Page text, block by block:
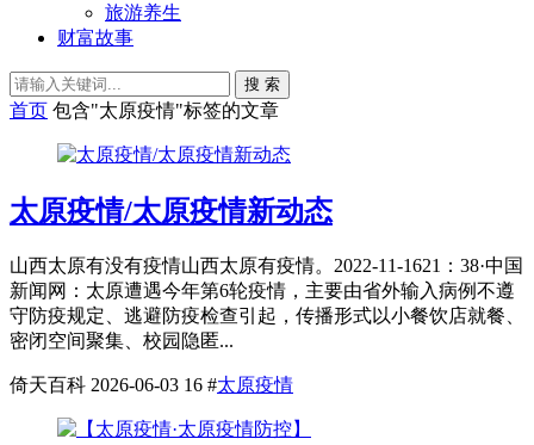
旅游养生
财富故事
搜 索
首页 包含"太原疫情"标签的文章
太原疫情/太原疫情新动态
山西太原有没有疫情山西太原有疫情。2022-11-1621：38·中国
新闻网：太原遭遇今年第6轮疫情，主要由省外输入病例不遵
守防疫规定、逃避防疫检查引起，传播形式以小餐饮店就餐、
密闭空间聚集、校园隐匿...
倚天百科 2026-06-03 16 #太原疫情